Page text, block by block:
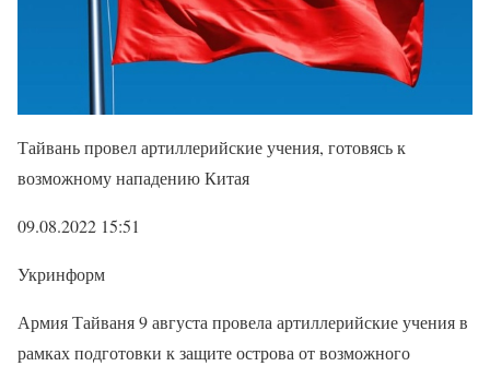
Тайвань провел артиллерийские учения, готовясь к
возможному нападению Китая
09.08.2022 15:51
Укринформ
Армия Тайваня 9 августа провела артиллерийские учения в
рамках подготовки к защите острова от возможного